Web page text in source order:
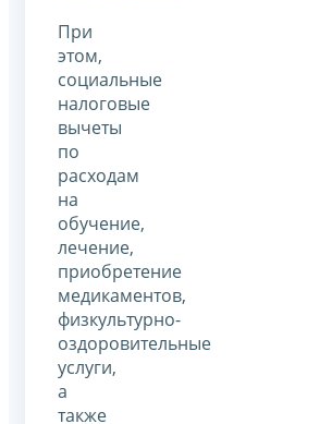
При
этом,
социальные
налоговые
вычеты
по
расходам
на
обучение,
лечение,
приобретение
медикаментов,
физкультурно-
оздоровительные
услуги,
а
также